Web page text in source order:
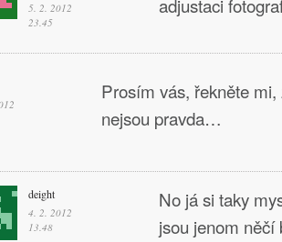
5. 2. 2012
23.45
Prosím vás, řekněte
nejsou pravda…
deight
4. 2. 2012
13.48
No já si taky
jsou jenom